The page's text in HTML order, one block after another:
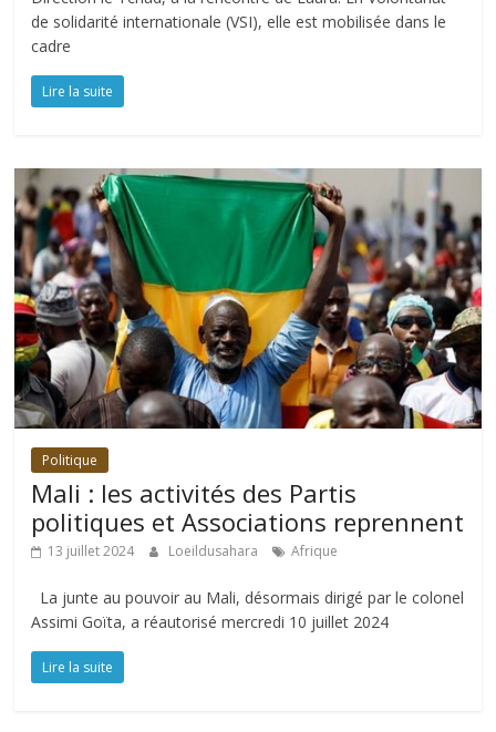
de solidarité internationale (VSI), elle est mobilisée dans le
cadre
Lire la suite
Politique
Mali : les activités des Partis
politiques et Associations reprennent
13 juillet 2024 Loeildusahara Afrique
La junte au pouvoir au Mali, désormais dirigé par le colonel
Assimi Goïta, a réautorisé mercredi 10 juillet 2024
Lire la suite